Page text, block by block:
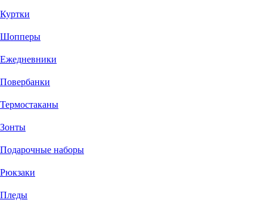
Куртки
Шопперы
Ежедневники
Повербанки
Термостаканы
Зонты
Подарочные наборы
Рюкзаки
Пледы